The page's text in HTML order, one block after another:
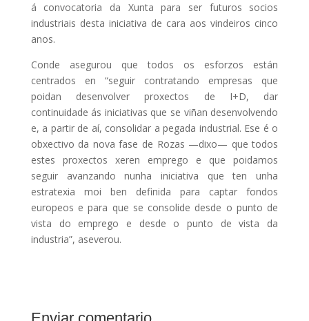
á convocatoria da Xunta para ser futuros socios
industriais desta iniciativa de cara aos vindeiros cinco
anos.
Conde asegurou que todos os esforzos están
centrados en “seguir contratando empresas que
poidan desenvolver proxectos de I+D, dar
continuidade ás iniciativas que se viñan desenvolvendo
e, a partir de aí, consolidar a pegada industrial. Ese é o
obxectivo da nova fase de Rozas —dixo— que todos
estes proxectos xeren emprego e que poidamos
seguir avanzando nunha iniciativa que ten unha
estratexia moi ben definida para captar fondos
europeos e para que se consolide desde o punto de
vista do emprego e desde o punto de vista da
industria”, aseverou.